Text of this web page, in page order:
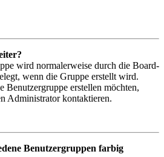
wird normalerweise durch die Board-
wenn die Gruppe erstellt wird.
Benutzergruppe erstellen möchten,
Administrator kontaktieren.
Benutzergruppen farbig